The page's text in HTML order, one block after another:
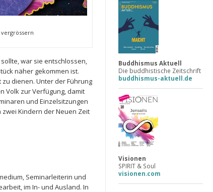
vergrössern
war sie entschlossen,
näher gekommen ist.
dienen. Unter der Führung
Volk zur Verfügung, damit
und Einzelsitzungen
Kindern der Neuen Zeit
Seminarleiterin und
im In- und Ausland. In
Buddhismus Aktuell
Die buddhistische Zeitschrift
buddhismus-aktuell.de
Visionen
SPIRIT & Soul
visionen.com